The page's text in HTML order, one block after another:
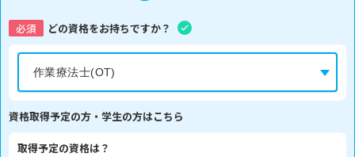
必須 どの資格をお持ちですか？
資格取得予定の方・学生の方はこちら
取得予定の資格は？